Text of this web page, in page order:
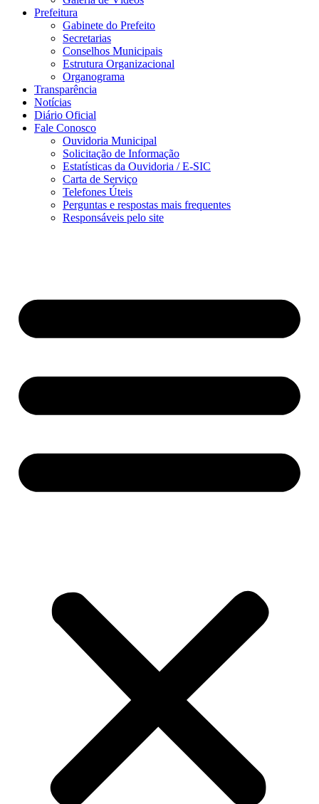
Prefeitura
Gabinete do Prefeito
Secretarias
Conselhos Municipais
Estrutura Organizacional
Organograma
Transparência
Notícias
Diário Oficial
Fale Conosco
Ouvidoria Municipal
Solicitação de Informação
Estatísticas da Ouvidoria / E-SIC
Carta de Serviço
Telefones Úteis
Perguntas e respostas mais frequentes
Responsáveis pelo site